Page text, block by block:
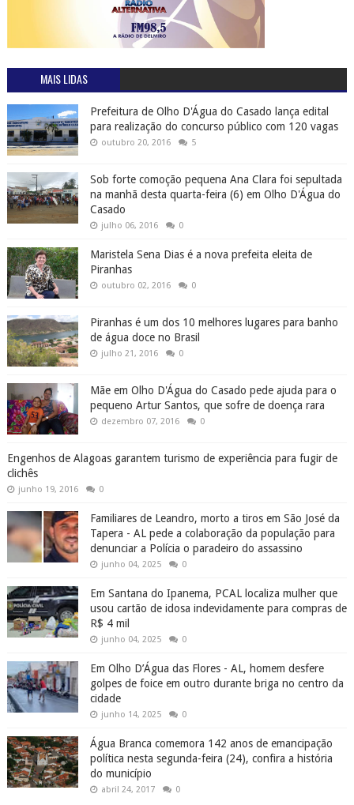
MAIS LIDAS
Prefeitura de Olho D'Água do Casado lança edital
para realização do concurso público com 120 vagas
outubro 20, 2016 5
Sob forte comoção pequena Ana Clara foi sepultada
na manhã desta quarta-feira (6) em Olho D'Água do
Casado
julho 06, 2016 0
Maristela Sena Dias é a nova prefeita eleita de
Piranhas
outubro 02, 2016 0
Piranhas é um dos 10 melhores lugares para banho
de água doce no Brasil
julho 21, 2016 0
Mãe em Olho D'Água do Casado pede ajuda para o
pequeno Artur Santos, que sofre de doença rara
dezembro 07, 2016 0
Engenhos de Alagoas garantem turismo de experiência para fugir de
clichês
junho 19, 2016 0
Familiares de Leandro, morto a tiros em São José da
Tapera - AL pede a colaboração da população para
denunciar a Polícia o paradeiro do assassino
junho 04, 2025 0
Em Santana do Ipanema, PCAL localiza mulher que
usou cartão de idosa indevidamente para compras de
R$ 4 mil
junho 04, 2025 0
Em Olho D’Água das Flores - AL, homem desfere
golpes de foice em outro durante briga no centro da
cidade
junho 14, 2025 0
Água Branca comemora 142 anos de emancipação
política nesta segunda-feira (24), confira a história
do município
abril 24, 2017 0